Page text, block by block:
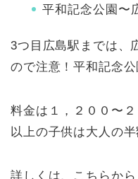
平和記念公園〜
3つ目広島駅までは、
ので注意！平和記念公
料金は１，２００〜
以上の子供は大人の
詳しくは、こちらから